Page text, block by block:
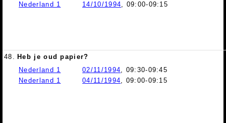
Nederland 1
14/10/1994, 09:00-09:15
48. Heb je oud papier?
Nederland 1
02/11/1994, 09:30-09:45
Nederland 1
04/11/1994, 09:00-09:15